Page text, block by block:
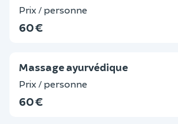
Prix / personne
60 €
Massage ayurvédique
Prix / personne
60 €